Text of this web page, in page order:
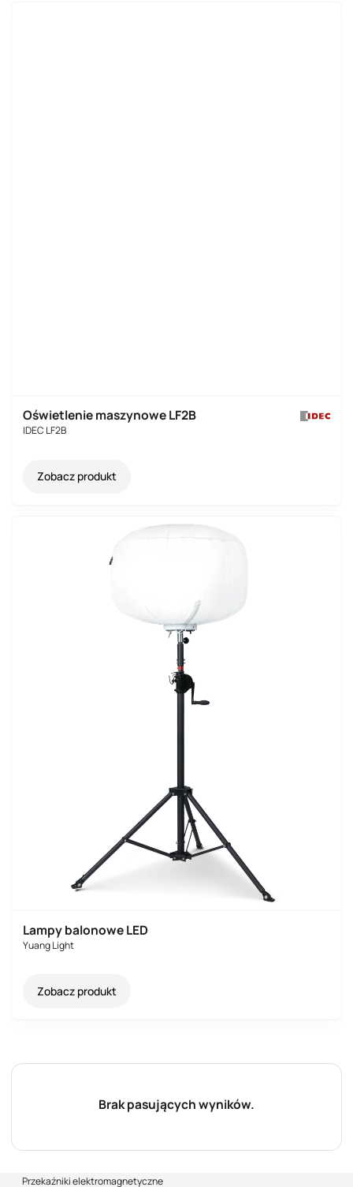
Oświetlenie maszynowe LF2B
IDEC LF2B
Zobacz produkt
Lampy balonowe LED
Yuang Light
Zobacz produkt
Brak pasujących wyników.
Przekaźniki elektromagnetyczne